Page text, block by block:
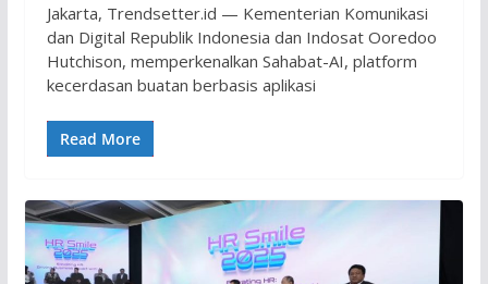
Jakarta, Trendsetter.id — Kementerian Komunikasi
dan Digital Republik Indonesia dan Indosat Ooredoo
Hutchison, memperkenalkan Sahabat-AI, platform
kecerdasan buatan berbasis aplikasi
Read More